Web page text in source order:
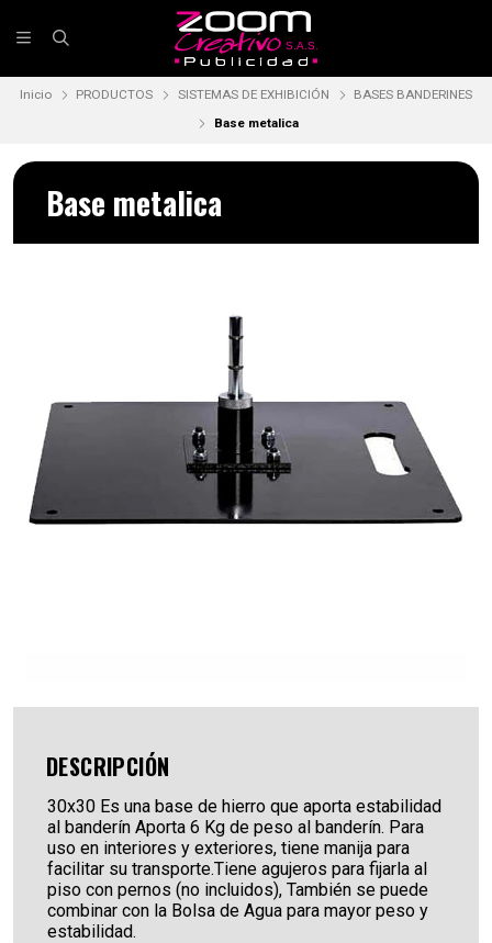
Inicio PRODUCTOS SISTEMAS DE EXHIBICIÓN
BASES BANDERINES
Base metalica
Base metalica
DESCRIPCIÓN
30x30 Es una base de hierro que aporta estabilidad
al banderín Aporta 6 Kg de peso al banderín. Para
uso en interiores y exteriores, tiene manija para
facilitar su transporte.Tiene agujeros para fijarla al
piso con pernos (no incluidos), También se puede
combinar con la Bolsa de Agua para mayor peso y
estabilidad.